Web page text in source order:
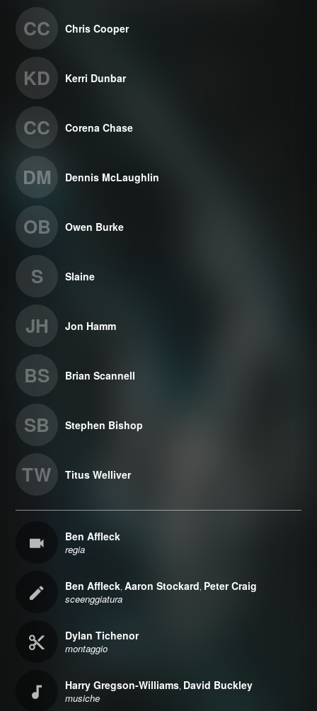
CC Chris Cooper
KD Kerri Dunbar
CC Corena Chase
DM Dennis McLaughlin
OB Owen Burke
S Slaine
JH Jon Hamm
BS Brian Scannell
SB Stephen Bishop
TW Titus Welliver
Ben Affleck
regia
Ben Affleck,Aaron Stockard, Peter Craig
sceenggiatura
Dylan Tichenor
montaggio
Harry Gregson-Williams, David Buckley
musiche